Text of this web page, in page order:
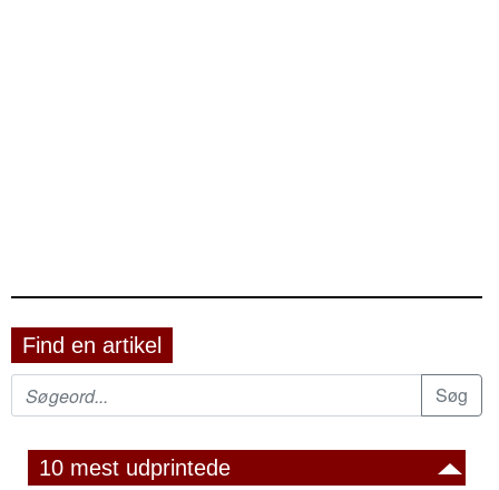
Find en artikel
10 mest udprintede